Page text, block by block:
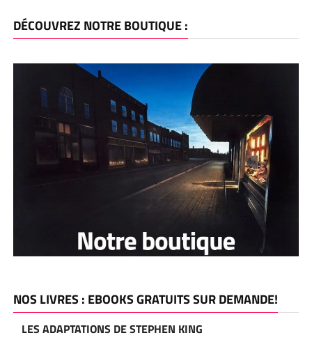
DÉCOUVREZ NOTRE BOUTIQUE :
NOS LIVRES : EBOOKS GRATUITS SUR DEMANDE!
LES ADAPTATIONS DE STEPHEN KING